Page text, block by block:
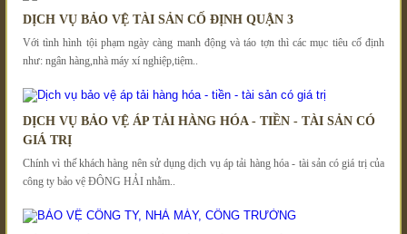
DỊCH VỤ BẢO VỆ TÀI SẢN CỐ ĐỊNH QUẬN 3
Với tình hình tội phạm ngày càng manh động và táo tợn thì các mục tiêu cố định
như: ngân hàng,nhà máy xí nghiệp,tiệm..
DỊCH VỤ BẢO VỆ ÁP TẢI HÀNG HÓA - TIỀN - TÀI SẢN CÓ
GIÁ TRỊ
Chính vì thế khách hàng nên sử dụng dịch vụ áp tải hàng hóa - tài sản có giá trị của
công ty bảo vệ ĐÔNG HẢI nhằm..